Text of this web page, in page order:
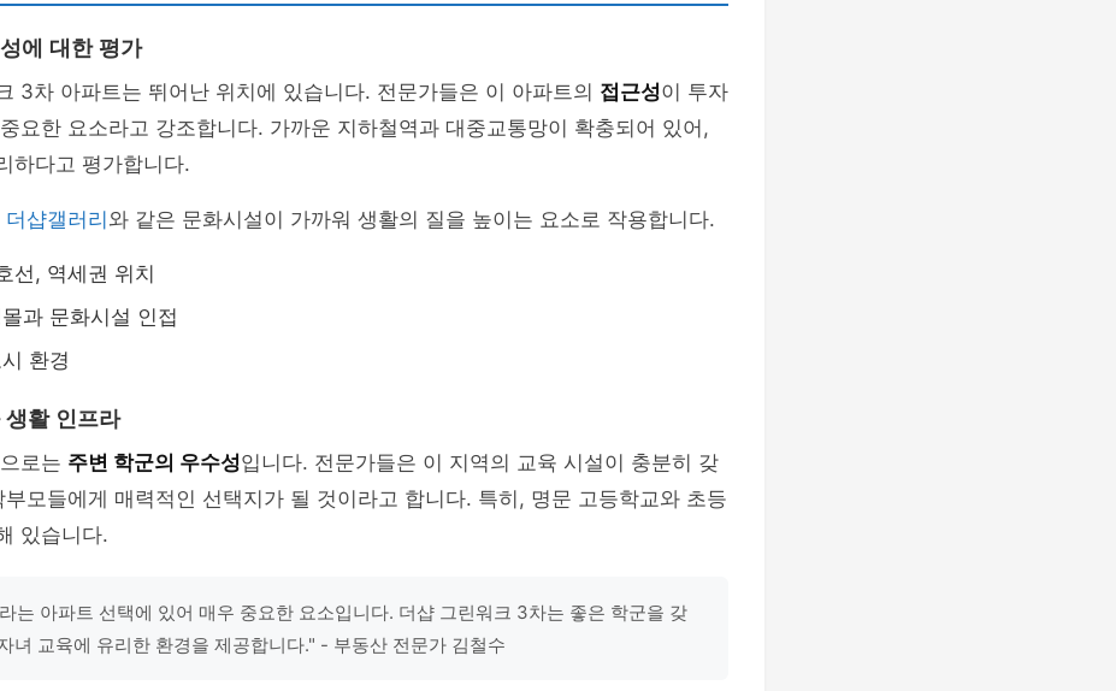
에 대한 평가
3차 아파트는 뛰어난 위치에 있습니다. 전문가들은 이 아파트의 접근성이 투자
요한 요소라고 강조합니다. 가까운 지하철역과 대중교통망이 확충되어 있어,
하다고 평가합니다.
더샵갤러리 와 같은 문화시설이 가까워 생활의 질을 높이는 요소로 작용합니다.
선, 역세권 위치
과 문화시설 인접
환경
생활 인프라
로는 주변 학군의 우수성입니다. 전문가들은 이 지역의 교육 시설이 충분히 갖
모들에게 매력적인 선택지가 될 것이라고 합니다. 특히, 명문 고등학교와 초등
있습니다.
는 아파트 선택에 있어 매우 중요한 요소입니다. 더샵 그린워크 3차는 좋은 학군을 갖
녀 교육에 유리한 환경을 제공합니다." - 부동산 전문가 김철수